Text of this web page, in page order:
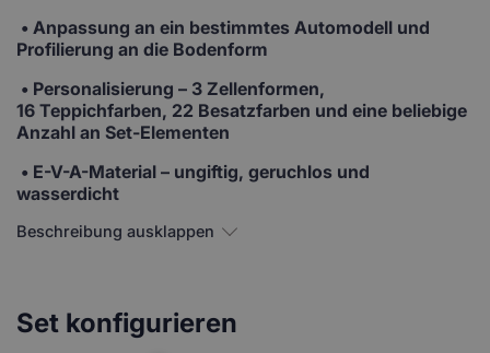
• Anpassung an ein bestimmtes Automodell und
Profilierung an die Bodenform
• Personalisierung – 3 Zellenformen,
16 Teppichfarben, 22 Besatzfarben und eine beliebige
Anzahl an Set-Elementen
• E-V-A-Material – ungiftig, geruchlos und
wasserdicht
Beschreibung ausklappen
Set konfigurieren